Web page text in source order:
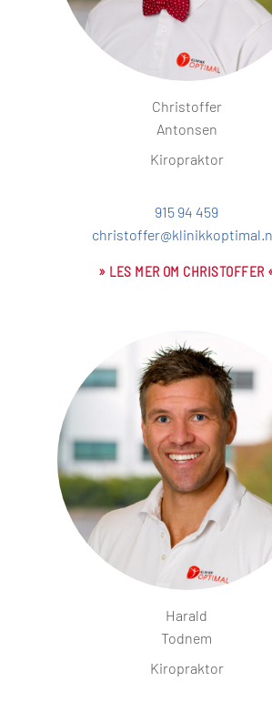
Christoffer
Antonsen
Kiropraktor
915 94 459
» LES MER OM CHRISTOFFER
Harald
Todnem
Kiropraktor